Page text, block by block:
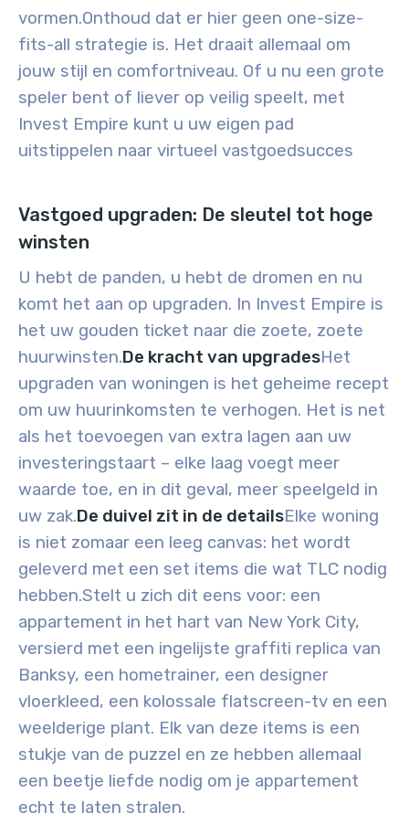
vormen.Onthoud dat er hier geen one-size-
fits-all strategie is. Het draait allemaal om
jouw stijl en comfortniveau. Of u nu een grote
speler bent of liever op veilig speelt, met
Invest Empire kunt u uw eigen pad
uitstippelen naar virtueel vastgoedsucces
Vastgoed upgraden: De sleutel tot hoge
winsten
U hebt de panden, u hebt de dromen en nu
komt het aan op upgraden. In Invest Empire is
het uw gouden ticket naar die zoete, zoete
huurwinsten.De kracht van upgradesHet
upgraden van woningen is het geheime recept
om uw huurinkomsten te verhogen. Het is net
als het toevoegen van extra lagen aan uw
investeringstaart – elke laag voegt meer
waarde toe, en in dit geval, meer speelgeld in
uw zak.De duivel zit in de detailsElke woning
is niet zomaar een leeg canvas: het wordt
geleverd met een set items die wat TLC nodig
hebben.Stelt u zich dit eens voor: een
appartement in het hart van New York City,
versierd met een ingelijste graffiti replica van
Banksy, een hometrainer, een designer
vloerkleed, een kolossale flatscreen-tv en een
weelderige plant. Elk van deze items is een
stukje van de puzzel en ze hebben allemaal
een beetje liefde nodig om je appartement
echt te laten stralen.